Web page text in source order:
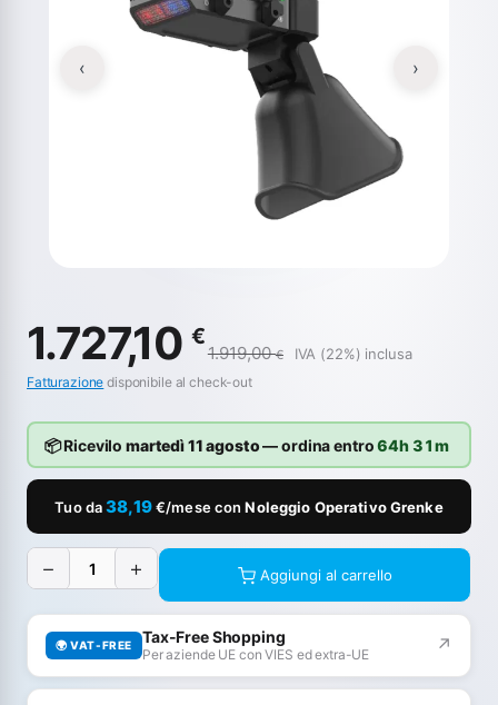
‹ ›
1.727,10 €
1.919,00€ IVA (22%) inclusa
Fatturazione disponibile al check-out
📦 Ricevilo martedì 11 agosto— ordina entro64h 31m
Tuo da38,19€/mese conNoleggio Operativo Grenke
− + Aggiungi al carrello
🌍 VAT-FREE Tax-Free Shopping
Per aziende UE con VIES ed extra-UE ↗